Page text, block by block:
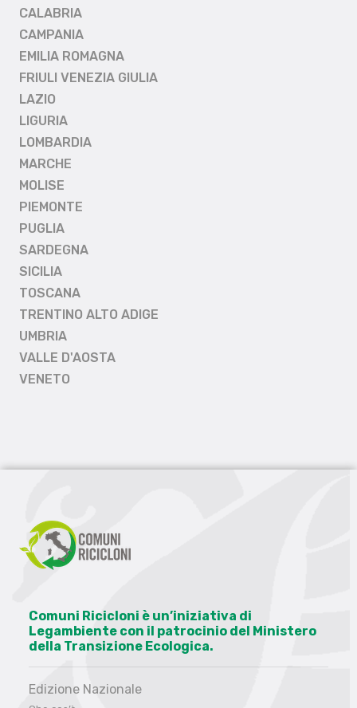
CALABRIA
CAMPANIA
EMILIA ROMAGNA
FRIULI VENEZIA GIULIA
LAZIO
LIGURIA
LOMBARDIA
MARCHE
MOLISE
PIEMONTE
PUGLIA
SARDEGNA
SICILIA
TOSCANA
TRENTINO ALTO ADIGE
UMBRIA
VALLE D'AOSTA
VENETO
Comuni Ricicloni è un’iniziativa di
Legambiente con il patrocinio del Ministero
della Transizione Ecologica.
Edizione Nazionale